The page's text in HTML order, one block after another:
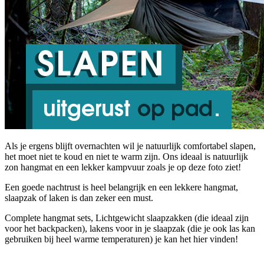
Als je ergens blijft overnachten wil je natuurlijk comfortabel slapen,
het moet niet te koud en niet te warm zijn. Ons ideaal is natuurlijk
zon hangmat en een lekker kampvuur zoals je op deze foto ziet!
Een goede nachtrust is heel belangrijk en een lekkere hangmat,
slaapzak of laken is dan zeker een must.
Complete hangmat sets, Lichtgewicht slaapzakken (die ideaal zijn
voor het backpacken), lakens voor in je slaapzak (die je ook las kan
gebruiken bij heel warme temperaturen) je kan het hier vinden!